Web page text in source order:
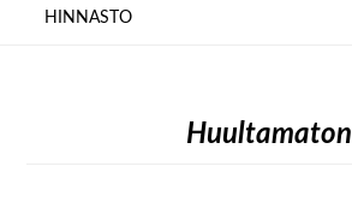
HINNASTO
Huultamaton